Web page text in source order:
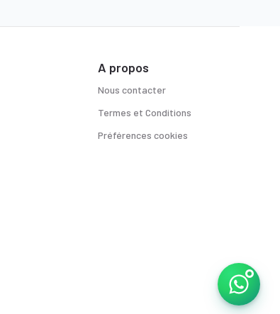
A propos
Nous contacter
Termes et Conditions
Préférences cookies